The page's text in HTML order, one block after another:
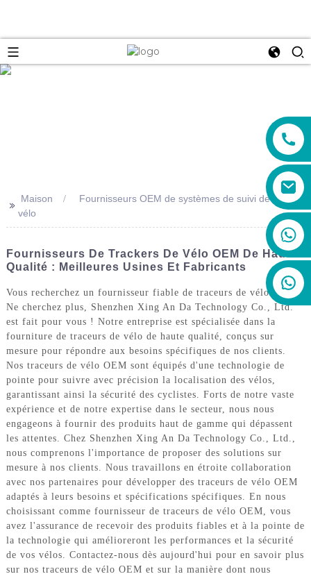
+86 19888492894
>> Maison
Fournisseurs OEM de systèmes de suivi de
vélo
Fournisseurs De Trackers De Vélo OEM De Haute
Qualité : Meilleures Usines Et Fabricants
Vous recherchez un fournisseur fiable de traceurs de vélo OEM ?
Ne cherchez plus, Shenzhen Xing An Da Technology Co., Ltd.
est fait pour vous ! Notre entreprise est spécialisée dans la
fourniture de traceurs de vélo de haute qualité, conçus sur
mesure pour répondre aux besoins spécifiques de nos clients.
Nos traceurs de vélo OEM sont équipés d'une technologie de
pointe pour suivre avec précision la localisation des vélos,
garantissant ainsi la sécurité des cyclistes. Forts de notre vaste
expérience et de notre expertise dans le secteur, nous nous
engageons à fournir des produits haut de gamme qui dépassent
les attentes. Chez Shenzhen Xing An Da Technology Co., Ltd.,
nous comprenons l'importance de proposer des solutions sur
mesure à nos clients. Nous travaillons en étroite collaboration
avec nos partenaires pour développer des traceurs de vélo OEM
adaptés à leurs besoins et spécifications spécifiques. En nous
choisissant comme fournisseur de traceurs de vélo OEM, vous
avez l'assurance de recevoir des produits fiables et à la pointe de
la technologie qui amélioreront les performances et la sécurité
de vos vélos. Contactez-nous dès aujourd'hui pour en savoir plus
sur nos traceurs de vélo OEM et sur la manière dont nous